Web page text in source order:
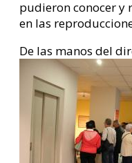
pudieron conocer y
en las
De las manos del